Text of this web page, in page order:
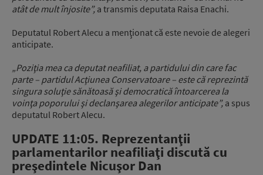
atât de mult înjosite”, a transmis deputata Raisa Enachi.
Deputatul Robert Alecu a menţionat că este nevoie de alegeri
anticipate.
„Poziţia mea ca deputat neafiliat, a partidului din care fac
parte – partidul Acţiunea Conservatoare – este că reprezintă
singura soluţie sănătoasă şi democratică întoarcerea la
voinţa poporului şi declanşarea alegerilor anticipate”, a spus
deputatul Robert Alecu.
UPDATE 11:05. Reprezentanţii
parlamentarilor neafiliaţi discută cu
preşedintele Nicuşor Dan